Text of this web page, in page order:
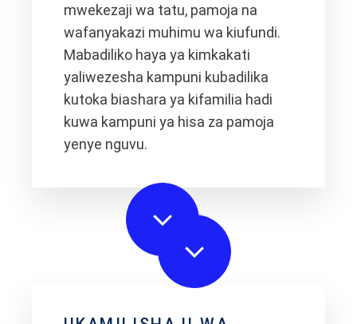
mwekezaji wa tatu, pamoja na
wafanyakazi muhimu wa kiufundi.
Mabadiliko haya ya kimkakati
yaliwezesha kampuni kubadilika
kutoka biashara ya kifamilia hadi
kuwa kampuni ya hisa za pamoja
yenye nguvu.